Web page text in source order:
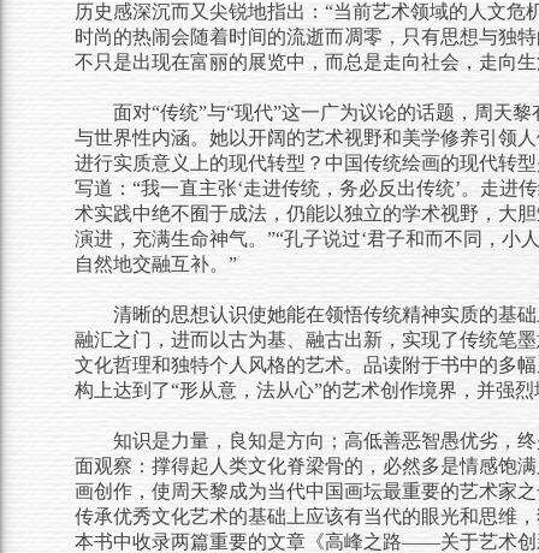
历史感深沉而又尖锐地指出：“当前艺术领域的人文
时尚的热闹会随着时间的流逝而凋零，只有思想与独
不只是出现在富丽的展览中，而总是走向社会，走向
面对“传统”与“现代”这一广为议论的话题，周天
与世界性内涵。她以开阔的艺术视野和美学修养引领
进行实质意义上的现代转型？中国传统绘画的现代转
写道：“我一直主张‘走进传统，务必反出传统’。走
术实践中绝不囿于成法，仍能以独立的学术视野，大
演进，充满生命神气。”“孔子说过‘君子和而不同，小
自然地交融互补。”
清晰的思想认识使她能在领悟传统精神实质的基
融汇之门，进而以古为基、融古出新，实现了传统笔
文化哲理和独特个人风格的艺术。品读附于书中的多
构上达到了“形从意，法从心”的艺术创作境界，并强
知识是力量，良知是方向；高低善恶智愚优劣，
面观察：撑得起人类文化脊梁骨的，必然多是情感饱
画创作，使周天黎成为当代中国画坛最重要的艺术家
传承优秀文化艺术的基础上应该有当代的眼光和思维
本书中收录两篇重要的文章《高峰之路——关于艺术创